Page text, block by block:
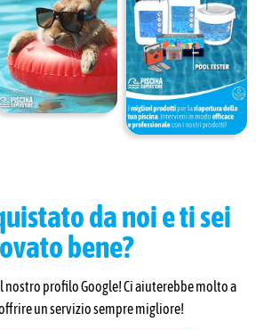
da noi e ti sei
bene?
nostro profilo Google! Ci aiuterebbe molto a
un servizio sempre migliore!